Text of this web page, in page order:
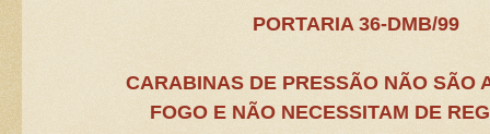
PORTARIA 36-DMB/99
CARABINAS DE PRESSÃO NÃO SÃO
FOGO E NÃO NECESSITAM DE